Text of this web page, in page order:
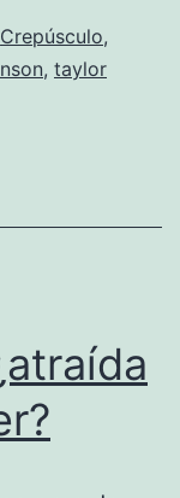
Crepúsculo,
, taylor